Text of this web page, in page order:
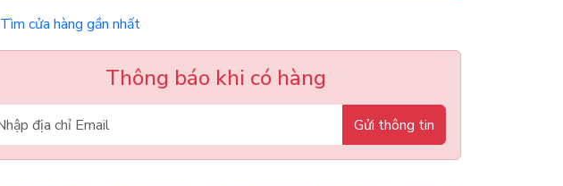
Tìm cửa hàng gần nhất
Thông báo khi có hàng
Gửi thông tin